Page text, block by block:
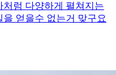
럼 다양하게 펼쳐지는
얻을수 없는거 맞구요